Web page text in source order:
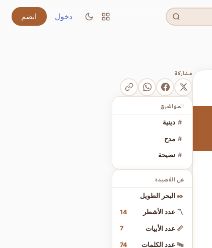
دخول انضم
مشاركة
المواضيع
# دينية
# مدح
# نصيحة
عن القصيدة
✒️ البحر الطويل
〽️ عدد الأشطر 14
📏 عدد الأبيات 7
🔤 عدد الكلمات 74